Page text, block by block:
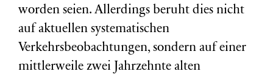
worden seien. Allerdings beruht dies nicht
auf aktuellen systematischen
Verkehrsbeobachtungen, sondern auf einer
mittlerweile zwei Jahrzehnte alten